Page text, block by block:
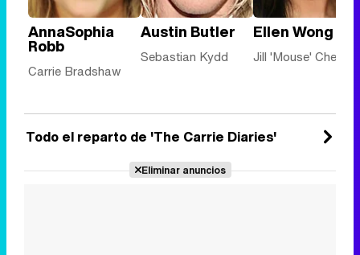
AnnaSophia
Robb
Carrie Bradshaw
Austin Butler
Sebastian Kydd
Ellen Wong
Jill 'Mouse' Chen
Todo el reparto de 'The Carrie Diaries'
Eliminar anuncios